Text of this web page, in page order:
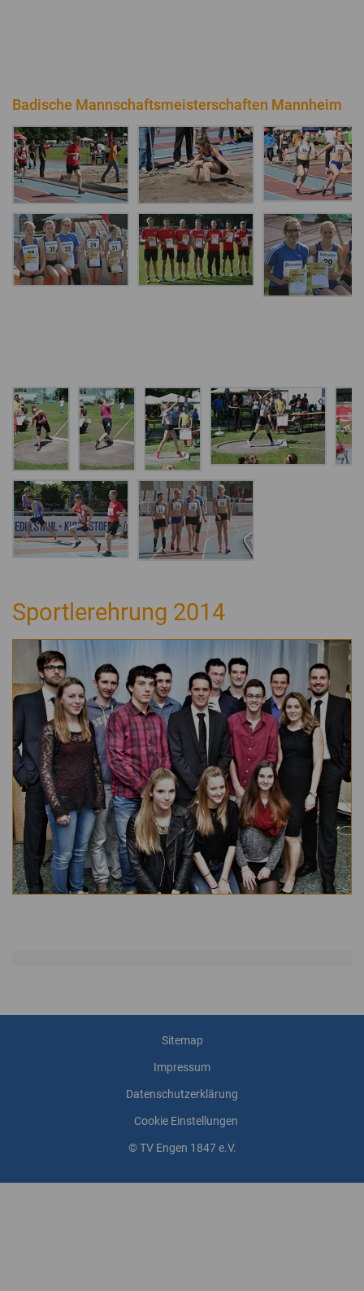
Badische Mannschaftsmeisterschaften Mannheim
Sportlerehrung 2014
© TV Engen 1847 e.V.
Sitemap
Impressum
Datenschutzerklärung
Cookie Einstellungen